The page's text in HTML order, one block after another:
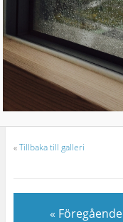
«Tillbaka till galleri
« Föregående